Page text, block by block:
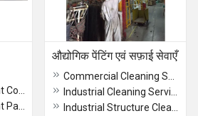
औद्योगिक पेंटिंग एवं सफ़ाई सेवाएँ